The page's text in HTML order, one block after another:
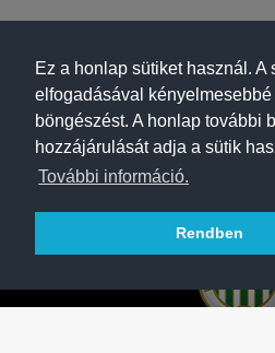
Ez a honlap sütiket használ. A
elfogadásával kényelmesebbé
böngészést. A honlap további
hozzájárulását adja a sütik
További információ.
Rendben